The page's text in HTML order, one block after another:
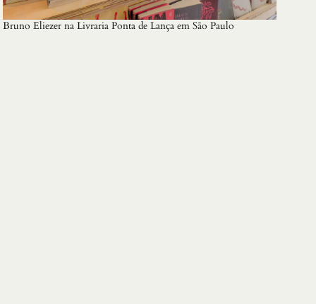
Bruno Eliezer na Livraria Ponta de Lança em São Paulo